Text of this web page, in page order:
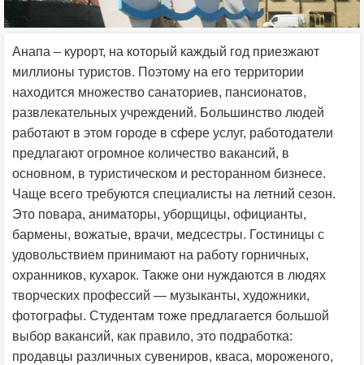
Анапа – курорт, на который каждый год приезжают
миллионы туристов. Поэтому на его территории
находится множество санаториев, пансионатов,
развлекательных учреждений. Большинство людей
работают в этом городе в сфере услуг, работодатели
предлагают огромное количество вакансий, в
основном, в туристическом и ресторанном бизнесе.
Чаще всего требуются специалисты на летний сезон.
Это повара, аниматоры, уборщицы, официанты,
бармены, вожатые, врачи, медсестры. Гостиницы с
удовольствием принимают на работу горничных,
охранников, кухарок. Также они нуждаются в людях
творческих профессий — музыканты, художники,
фотографы. Студентам тоже предлагается большой
выбор вакансий, как правило, это подработка:
продавцы различных сувениров, кваса, мороженого,